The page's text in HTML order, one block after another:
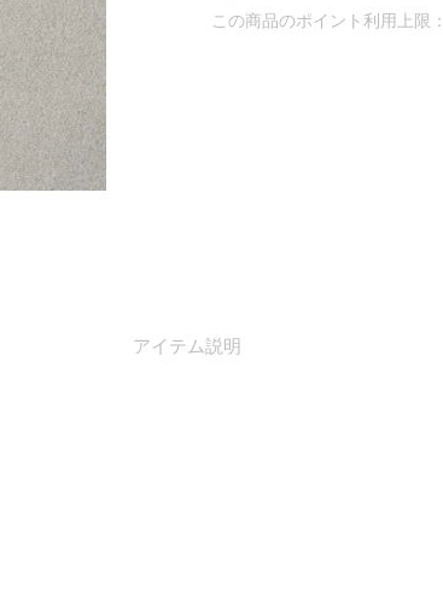
この商品のポイント利用上限：
アイテム説明